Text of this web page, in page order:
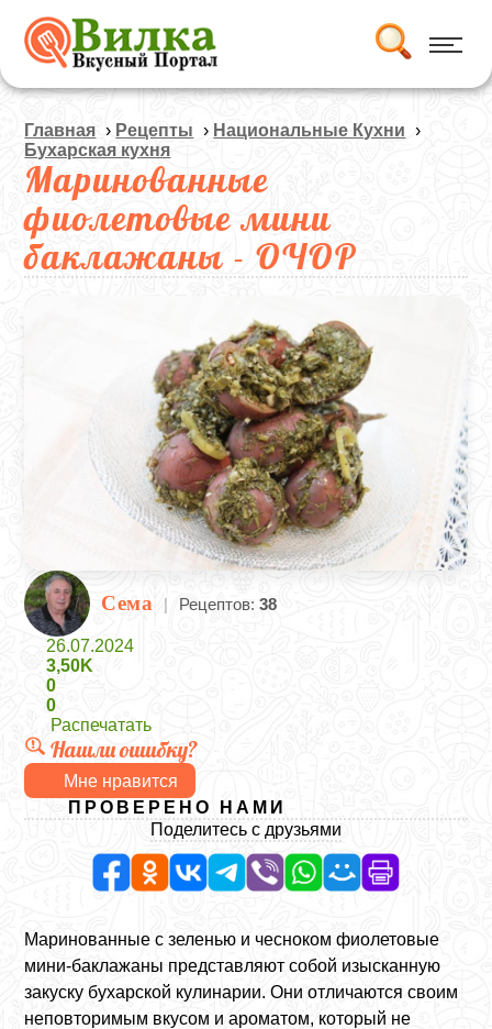
Главная › Рецепты › Национальные Кухни ›
Бухарская кухня
Маринованные
фиолетовые мини
баклажаны - ОЧОР
Сема | Рецептов:38
26.07.2024
3,50K
0
0
Распечатать
Нашли ошибку?
Мне нравится
ПРОВЕРЕНО НАМИ
Поделитесь с друзьями
Маринованные с зеленью и чесноком фиолетовые
мини-баклажаны представляют собой изысканную
закуску бухарской кулинарии. Они отличаются своим
неповторимым вкусом и ароматом, который не